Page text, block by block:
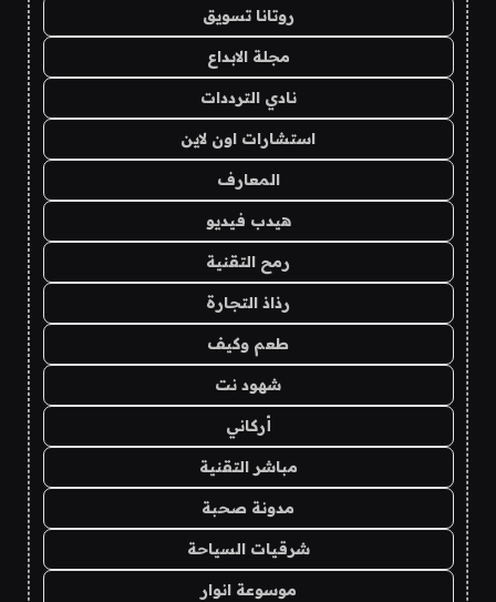
روتانا تسويق
مجلة الابداع
نادي الترددات
استشارات اون لاين
المعارف
هيدب فيديو
رمح التقنية
رذاذ التجارة
طعم وكيف
شهود نت
أركاني
مباشر التقنية
مدونة صحبة
شرقيات السياحة
موسوعة انوار